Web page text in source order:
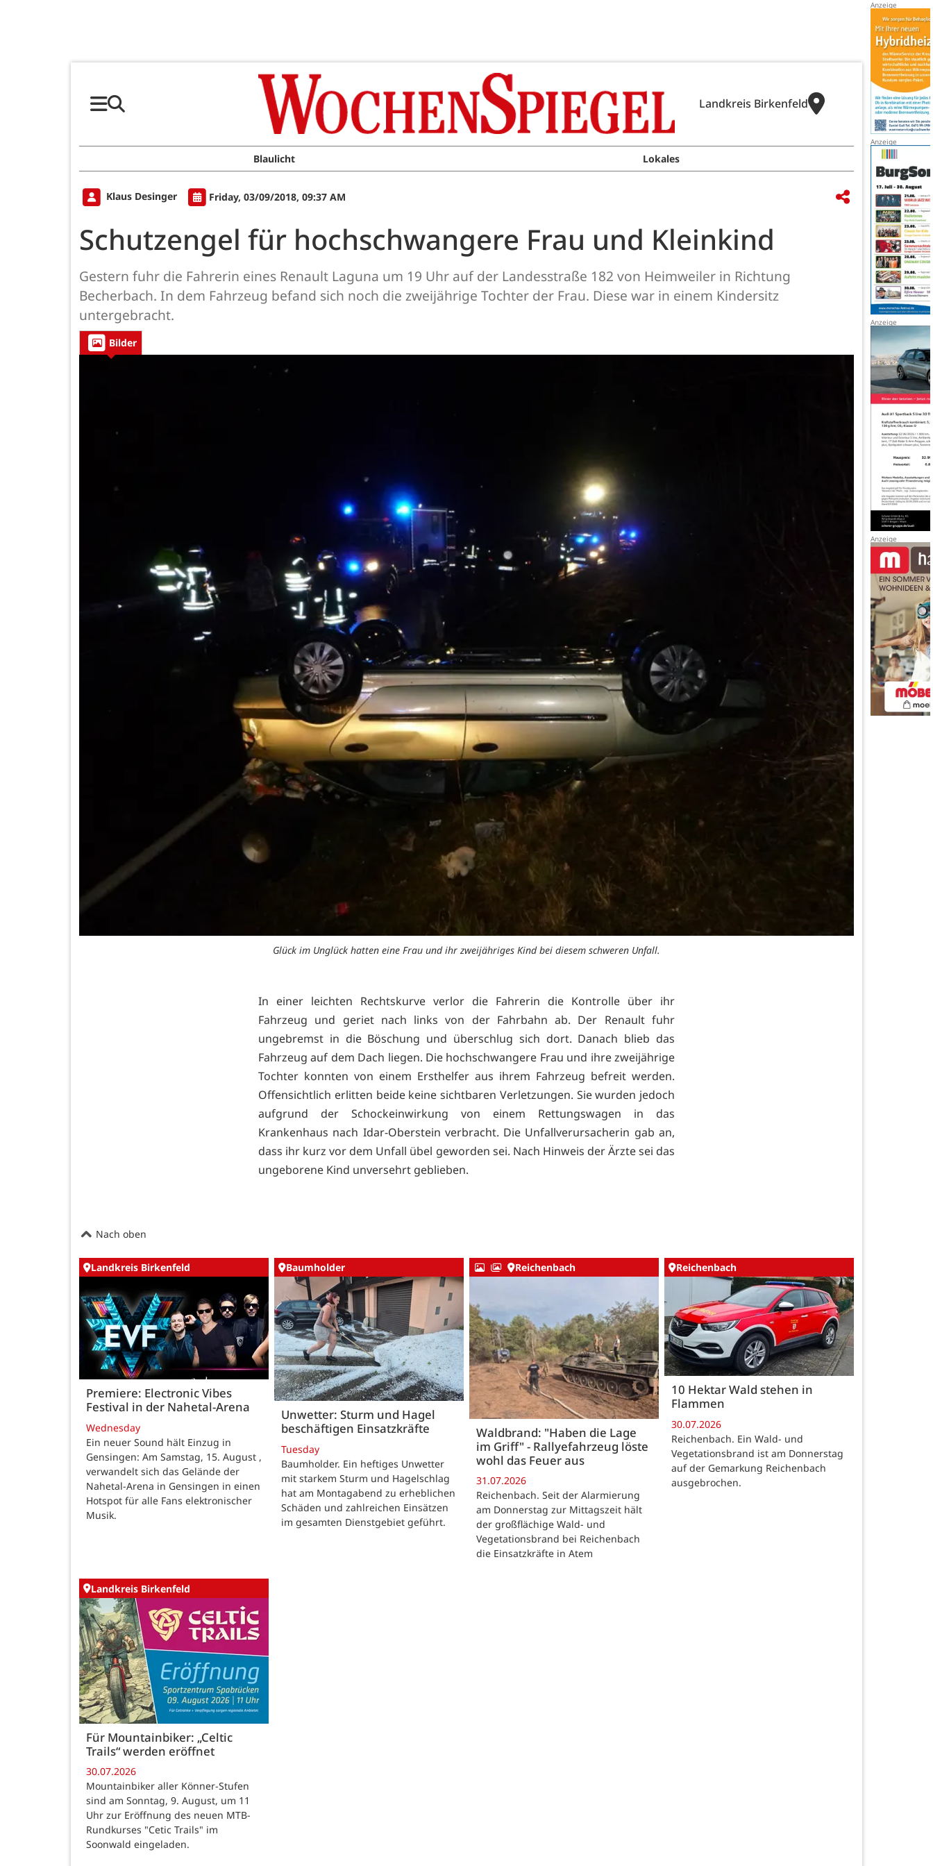
Landkreis Birkenfeld
Blaulicht Lokales
Klaus Desinger Friday, 03/09/2018, 09:37 AM
Schutzengel für hochschwangere Frau und Kleinkind
Gestern fuhr die Fahrerin eines Renault Laguna um 19 Uhr auf der Landesstraße 182 von Heimweiler in Richtung
Becherbach. In dem Fahrzeug befand sich noch die zweijährige Tochter der Frau. Diese war in einem Kindersitz
untergebracht.
Bilder
Glück im Unglück hatten eine Frau und ihr zweijähriges Kind bei diesem schweren Unfall.
In einer leichten Rechtskurve verlor die Fahrerin die Kontrolle über ihr
Fahrzeug und geriet nach links von der Fahrbahn ab. Der Renault fuhr
ungebremst in die Böschung und überschlug sich dort. Danach blieb das
Fahrzeug auf dem Dach liegen. Die hochschwangere Frau und ihre zweijährige
Tochter konnten von einem Ersthelfer aus ihrem Fahrzeug befreit werden.
Offensichtlich erlitten beide keine sichtbaren Verletzungen. Sie wurden jedoch
aufgrund der Schockeinwirkung von einem Rettungswagen in das
Krankenhaus nach Idar-Oberstein verbracht. Die Unfallverursacherin gab an,
dass ihr kurz vor dem Unfall übel geworden sei. Nach Hinweis der Ärzte sei das
ungeborene Kind unversehrt geblieben.
Nach oben
Landkreis Birkenfeld
Premiere: Electronic Vibes
Festival in der Nahetal-Arena
Wednesday
Ein neuer Sound hält Einzug in
Gensingen: Am Samstag, 15. August ,
verwandelt sich das Gelände der
Nahetal-Arena in Gensingen in einen
Hotspot für alle Fans elektronischer
Musik.
Baumholder
Unwetter: Sturm und Hagel
beschäftigen Einsatzkräfte
Tuesday
Baumholder. Ein heftiges Unwetter
mit starkem Sturm und Hagelschlag
hat am Montagabend zu erheblichen
Schäden und zahlreichen Einsätzen
im gesamten Dienstgebiet geführt.
Reichenbach
Waldbrand: "Haben die Lage
im Griff" - Rallyefahrzeug löste
wohl das Feuer aus
31.07.2026
Reichenbach. Seit der Alarmierung
am Donnerstag zur Mittagszeit hält
der großflächige Wald- und
Vegetationsbrand bei Reichenbach
die Einsatzkräfte in Atem
Reichenbach
10 Hektar Wald stehen in
Flammen
30.07.2026
Reichenbach. Ein Wald- und
Vegetationsbrand ist am Donnerstag
auf der Gemarkung Reichenbach
ausgebrochen.
Landkreis Birkenfeld
Für Mountainbiker: „Celtic
Trails“ werden eröffnet
30.07.2026
Mountainbiker aller Könner-Stufen
sind am Sonntag, 9. August, um 11
Uhr zur Eröffnung des neuen MTB-
Rundkurses "Cetic Trails" im
Soonwald eingeladen.